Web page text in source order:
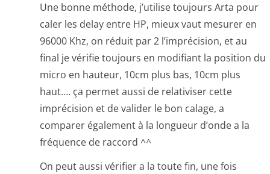
Une bonne méthode, j’utilise toujours Arta pour
caler les delay entre HP, mieux vaut mesurer en
96000 Khz, on réduit par 2 l’imprécision, et au
final je vérifie toujours en modifiant la position du
micro en hauteur, 10cm plus bas, 10cm plus
haut…. ça permet aussi de relativiser cette
imprécision et de valider le bon calage, a
comparer également à la longueur d’onde a la
fréquence de raccord ^^
On peut aussi vérifier a la toute fin, une fois